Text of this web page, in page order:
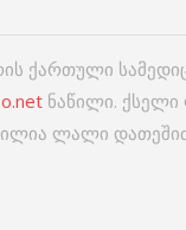
ქართული
ნაწილი. ქსელი
ლალი